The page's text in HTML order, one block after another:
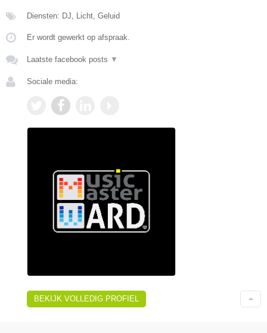
Diensten: DJ, Licht, Geluid
Er wordt gewerkt op afspraak.
Laatste facebook posts ▼
Sociale media:
BEKIJK VOLLEDIG PROFIEL